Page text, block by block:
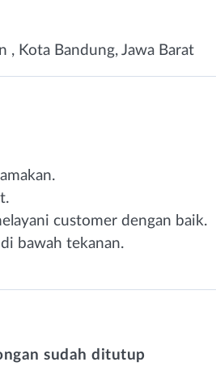
, Kota Bandung, Jawa Barat
customer dengan baik.
bawah tekanan.
sudah ditutup